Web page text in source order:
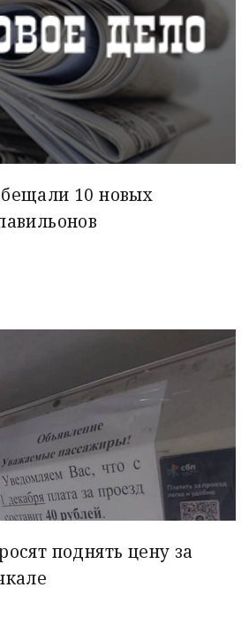
10 новых
поднять цену за